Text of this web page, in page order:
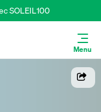
SOLEIL100
Menu